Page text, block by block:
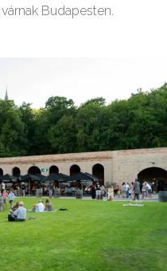
Budapesten.